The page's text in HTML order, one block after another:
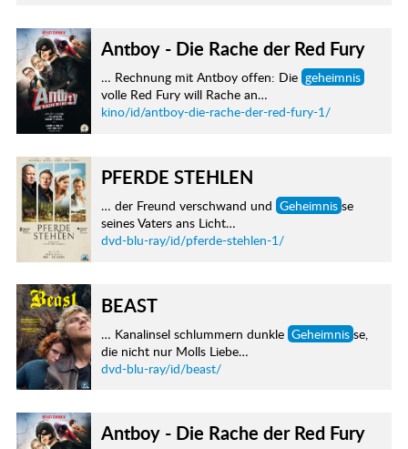
Antboy - Die Rache der Red Fury
… Rechnung mit Antboy offen: Die geheimnis
volle Red Fury will Rache an…
kino/id/antboy-die-rache-der-red-fury-1/
PFERDE STEHLEN
… der Freund verschwand und Geheimnis se
seines Vaters ans Licht…
dvd-blu-ray/id/pferde-stehlen-1/
BEAST
… Kanalinsel schlummern dunkle Geheimnis se,
die nicht nur Molls Liebe…
dvd-blu-ray/id/beast/
Antboy - Die Rache der Red Fury